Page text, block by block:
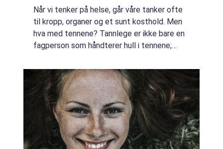
Når vi tenker på helse, går våre tanker ofte
til kropp, organer og et sunt kosthold. Men
hva med tennene? Tannlege er ikke bare en
fagperson som håndterer hull i tennene;